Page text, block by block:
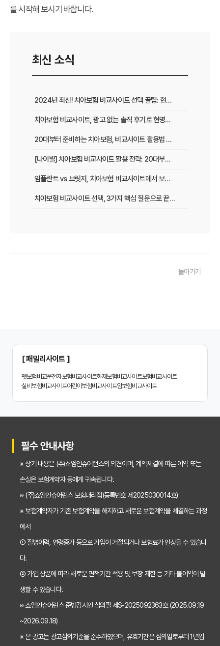
를 시작해 보시기 바랍니다.
최신 소식
2024년 최신! 치아보험 비교사이트 선택 꿀팁: 현명한 가입 전략 완벽 분석
치아보험 비교사이트, 광고 없는 솔직 후기로 현명하게 선택하는 법
20대부터 준비하는 치아보험, 비교사이트 활용법 A to Z
[나이별] 치아보험 비교사이트 활용 전략: 20대부터 60대까지 맞춤 가이드
임플란트 vs 브릿지, 치아보험 비교사이트에서 보장 범위 꼼꼼하게 확인하는 꿀팁
치아보험 비교사이트 선택, 3가지 핵심 질문으로 끝내기
치아보험 비교사이트 똑똑하게 활용하는 3가지 꿀팁
치아보험 비교사이트 선택 전 반드시 알아야 할 5가지 핵심 질문
임플란트, 크라운 치료비 부담? 치아보험 비교사이트 활용법 및 보장꿀팁
2026년 치아보험, 가격 vs 보장! 비교 분석으로 나에게 딱 맞는 보험 찾기
치아보험 비교사이트 활용법: 숨겨진 보장까지 꼼꼼하게 찾는 꿀팁
치아보험 비교사이트 활용법: 숨은 꿀팁 대방출! 보험료 절약 노하우
돌아가기
[ 패밀리사이트 ]
펫보험비교운전자보험비교사이트화재보험비교사이트보험비교사이트
실비보험비교사이트어린이보험비교사이트암보험비교사이트
필수 안내사항
※ 상기 내용은 (주)쇼엠인슈어런스의 의견이며, 계약체결에 따른 이익 또는
손실은 보험계약자 등에게 귀속됩니다.
※ (주)쇼엠인슈어런스 보험대리점(등록번호 제2025030014호)
※ 보험계약자가 기존 보험계약을 해지하고 새로운 보험계약을 체결하는 과정
에서
① 질병이력, 연령증가 등으로 가입이 거절되거나 보험료가 인상될 수 있습니
다.
② 가입 상품에 따라 새로운 면책기간 적용 및 보장 제한 등 기타 불이익이 발
생할 수 있습니다.
※ 쇼엠인슈어런스 준법감시인 심의필 제S-2025092363호 (2025.09.19
~2026.09.18)
※ 본 광고는 광고심의기준을 준수하였으며, 유효기간은 심의일로부터 1년입